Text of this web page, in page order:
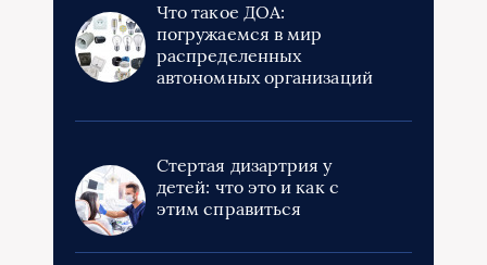
Что такое ДОА:
погружаемся в мир
распределенных
автономных организаций
Стертая дизартрия у
детей: что это и как с
этим справиться